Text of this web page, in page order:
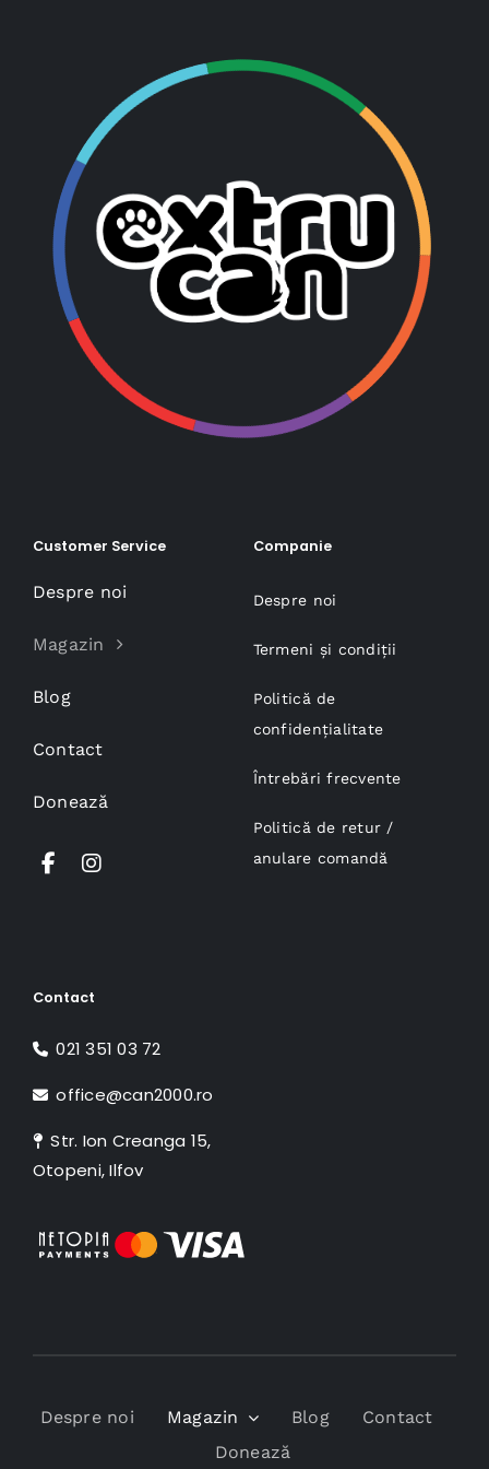
Customer Service
Despre noi
Magazin
Blog
Contact
Donează
Companie
Despre noi
Termeni și condiții
Politică de
confidențialitate
Întrebări frecvente
Politică de retur /
anulare comandă
Contact
021 351 03 72
office@can2000.ro
Str. Ion Creanga 15,
Otopeni, Ilfov
Despre noi Magazin Blog
Contact
Donează